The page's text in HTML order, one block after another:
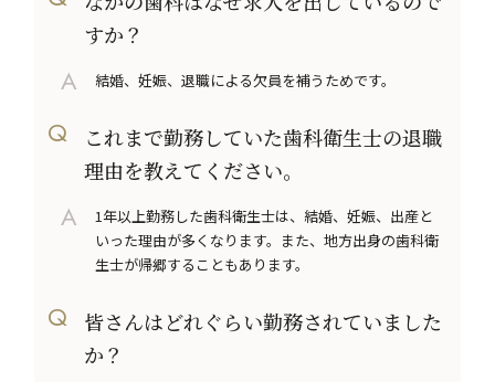
すか？
結婚、妊娠、退職による欠員を補うためです。
これまで勤務していた歯科衛生士の退職
理由を教えてください。
1年以上勤務した歯科衛生士は、結婚、妊娠、出産と
いった理由が多くなります。また、地方出身の歯科衛
生士が帰郷することもあります。
皆さんはどれぐらい勤務されていました
か？